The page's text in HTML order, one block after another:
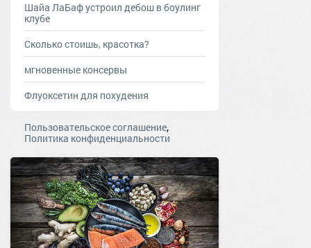
Шайа ЛаБаф устроил дебош в боулинг
клубе
Сколько стоишь, красотка?
мгновенные консервы
Флуоксетин для похудения
Пользовательское соглашение,
Политика конфиденциальности